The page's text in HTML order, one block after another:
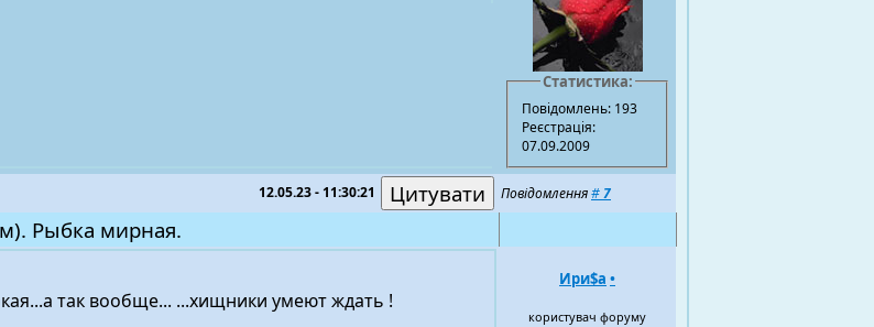
Статистика:
Повідомлень: 193
Реєстрація:
07.09.2009
12.05.23 - 11:30:21 Повідомлення#7
Рыбка мирная.
так вообще... ...хищники умеют ждать !
Ири$а •
користувач форуму